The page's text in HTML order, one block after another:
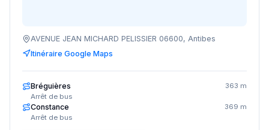
AVENUE JEAN MICHARD PELISSIER 06600, Antibes
Itinéraire Google Maps
Bréguières
Arrêt de bus
363 m
Constance
Arrêt de bus
369 m